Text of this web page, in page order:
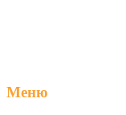
Меню